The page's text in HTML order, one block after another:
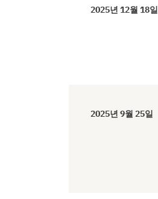
2025년 12월 18일
2025년 9월 25일